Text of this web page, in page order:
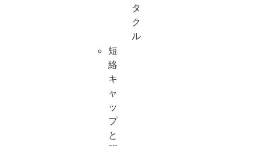
タ
ク
ル
短
絡
キ
ャ
ッ
プ
と